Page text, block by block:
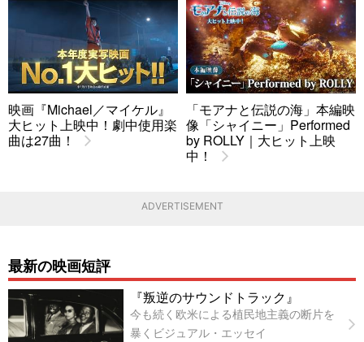
映画『Michael／マイケル』
大ヒット上映中！劇中使用楽
曲は27曲！
「モアナと伝説の海」本編映
像「シャイニー」Performed
by ROLLY｜大ヒット上映
中！
ADVERTISEMENT
最新の映画短評
『叛逆のサウンドトラック』
今も続く欧米による植民地主義の断片を
暴くビジュアル・エッセイ